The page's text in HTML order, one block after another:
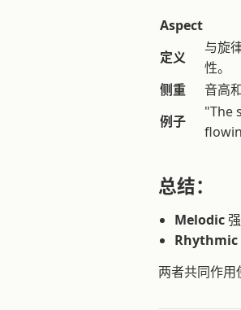
Aspect
定义
与旋
性。
侧重
音高
例子
"The
总结：
Melodic
Rhythmic
两者共同作用